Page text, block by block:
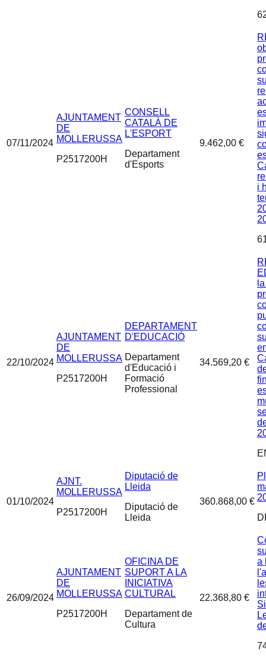
07/11/2024
AJUNTAMENT
DE
MOLLERUSSA
P2517200H
CONSELL
CATALÀ DE
L'ESPORT
Departament
d'Esports
9.462,00 €
i
22/10/2024
AJUNTAMENT
DE
MOLLERUSSA
P2517200H
DEPARTAMENT
D'EDUCACIÓ
Departament
d'Educació i
Formació
Professional
34.569,20 €
01/10/2024
AJNT.
MOLLERUSSA
P2517200H
Diputació de
Lleida
Diputació de
Lleida
360.868,00 €
26/09/2024
AJUNTAMENT
DE
MOLLERUSSA
P2517200H
OFICINA DE
SUPORT A LA
INICIATIVA
CULTURAL
Departament de
Cultura
22.368,80 €
a